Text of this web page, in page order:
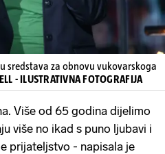
sredstava za obnovu vukovarskoga
- ILUSTRATIVNA FOTOGRAFIJA
Više od 65 godina dijelimo
više no ikad s puno ljubavi i
prijateljstvo - napisala je